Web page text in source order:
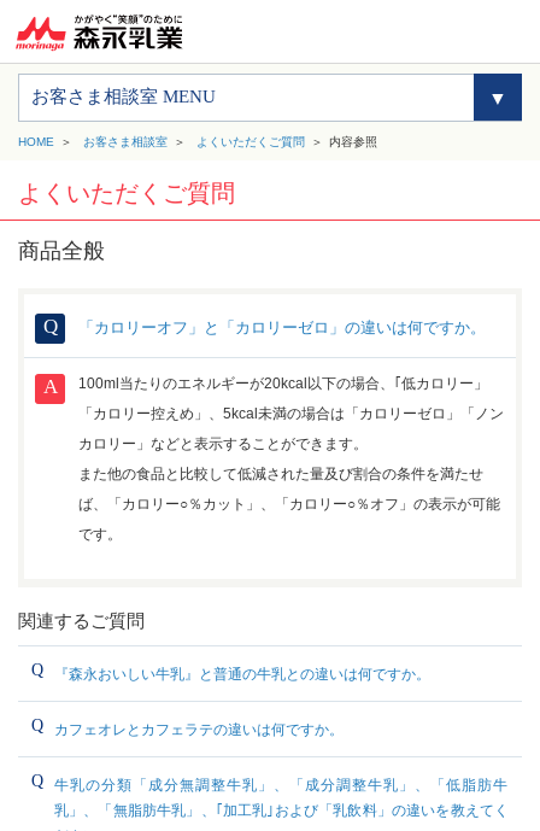
お客さま相談室 MENU
HOME お客さま相談室 よくいただくご質問 内容参照
よくいただくご質問
商品全般
「カロリーオフ」と「カロリーゼロ」の違いは何ですか。
100ml当たりのエネルギーが20kcal以下の場合、｢低カロリー」
「カロリー控えめ」、5kcal未満の場合は「カロリーゼロ」「ノン
カロリー」などと表示することができます。
また他の食品と比較して低減された量及び割合の条件を満たせ
ば、「カロリー○％カット」、「カロリー○％オフ」の表示が可能
です。
関連するご質問
『森永おいしい牛乳』と普通の牛乳との違いは何ですか。
カフェオレとカフェラテの違いは何ですか。
牛乳の分類「成分無調整牛乳」、「成分調整牛乳」、「低脂肪牛
乳」、「無脂肪牛乳」、｢加工乳｣および「乳飲料」の違いを教えてく